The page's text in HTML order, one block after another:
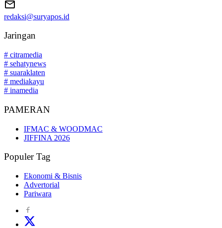
redaksi@suryapos.id
Jaringan
# citramedia
# sehatynews
# suaraklaten
# mediakayu
# inamedia
PAMERAN
IFMAC & WOODMAC
JIFFINA 2026
Populer Tag
Ekonomi & Bisnis
Advertorial
Pariwara